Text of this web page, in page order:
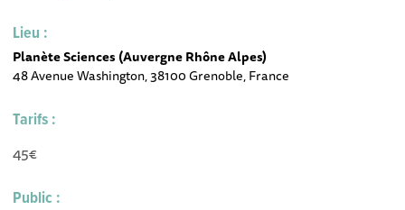
Lieu :
Planète Sciences (Auvergne Rhône Alpes)
48 Avenue Washington, 38100 Grenoble, France
Tarifs :
45€
Public :